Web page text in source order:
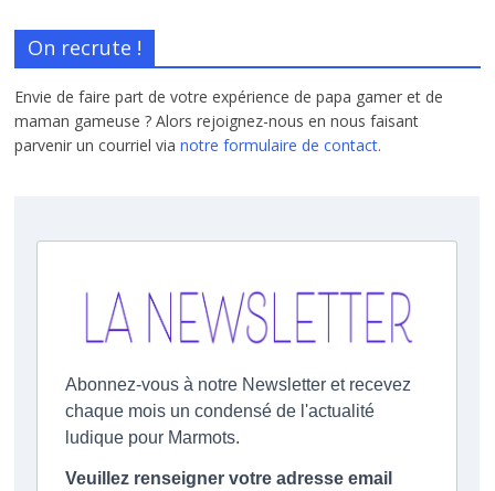
On recrute !
Envie de faire part de votre expérience de papa gamer et de
maman gameuse ? Alors rejoignez-nous en nous faisant
parvenir un courriel vianotre formulaire de contact.